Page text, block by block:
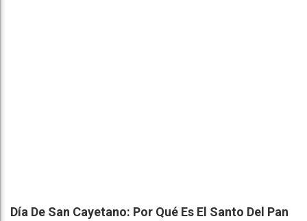
Día De San Cayetano: Por Qué Es El Santo Del Pan